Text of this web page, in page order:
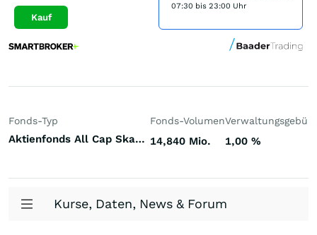
Kauf
07:30 bis 23:00 Uhr
Fonds-Typ
Aktienfonds All Cap Skandinavien
Fonds-Volumen
14,840 Mio. 1,00 %
Kurse, Daten, News & Forum